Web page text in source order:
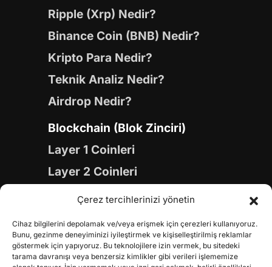
Çerez tercihlerinizi yönetin
Cihaz bilgilerini depolamak ve/veya erişmek için çerezleri kullanıyoruz.
Bunu, gezinme deneyiminizi iyileştirmek ve kişiselleştirilmiş reklamlar
göstermek için yapıyoruz. Bu teknolojilere izin vermek, bu sitedeki
tarama davranışı veya benzersiz kimlikler gibi verileri işlememize
Ripple (Xrp) Nedir?
Binance Coin (BNB) Nedir?
Kripto Para Nedir?
Teknik Analiz Nedir?
Airdrop Nedir?
Blockchain (Blok Zinciri)
Layer 1 Coinleri
Layer 2 Coinleri
Yapay Zeka (AI) Coinleri
Gaming Coinleri
RWA Coinleri